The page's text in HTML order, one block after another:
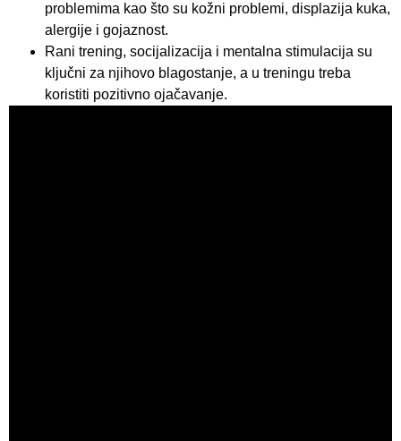
problemima kao što su kožni problemi, displazija kuka,
alergije i gojaznost.
Rani trening, socijalizacija i mentalna stimulacija su
ključni za njihovo blagostanje, a u treningu treba
koristiti pozitivno ojačavanje.